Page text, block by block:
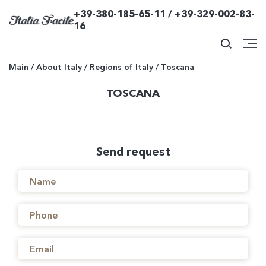
+39-380-185-65-11 / +39-329-002-83-
16
Main /About Italy / Regions of Italy / Toscana
TOSCANA
Send request